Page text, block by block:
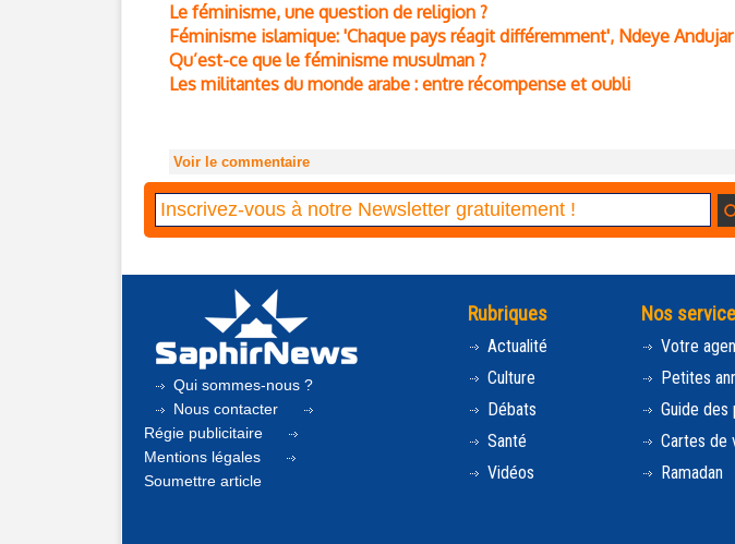
Le féminisme, une question de religion ?
Féminisme islamique: 'Chaque pays réagit différemment', Ndeye
Qu’est-ce que le féminisme musulman ?
Les militantes du monde arabe : entre récompense et oubli
Voir le commentaire
Qui sommes-nous ?
Nous contacter
Régie publicitaire
Mentions légales
Soumettre article
Rubriques
Actualité
Culture
Débats
Santé
Vidéos
Nos
Votre
Petites
Guide des
Cartes de
Ramadan